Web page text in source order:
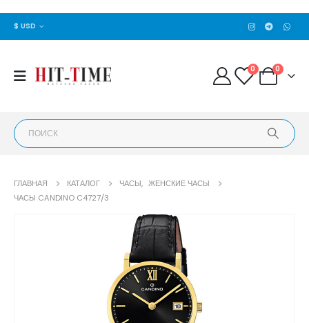
$ USD
0 0
ГЛАВНАЯ КАТАЛОГ ЧАСЫ, ЖЕНСКИЕ ЧАСЫ
ЧАСЫ CANDINO C4727/3